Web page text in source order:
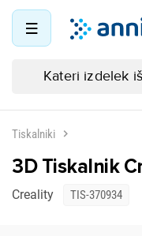
Tiskalniki
3D Tiskalnik
Creality TIS-370934